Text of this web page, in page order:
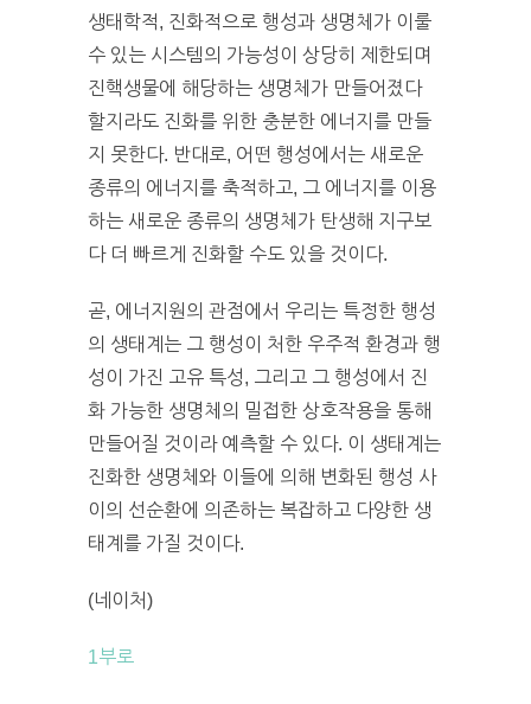
생태학적, 진화적으로 행성과 생명체가 이룰
수 있는 시스템의 가능성이 상당히 제한되며
진핵생물에 해당하는 생명체가 만들어졌다
할지라도 진화를 위한 충분한 에너지를 만들
지 못한다. 반대로, 어떤 행성에서는 새로운
종류의 에너지를 축적하고, 그 에너지를 이용
하는 새로운 종류의 생명체가 탄생해 지구보
다 더 빠르게 진화할 수도 있을 것이다.
곧, 에너지원의 관점에서 우리는 특정한 행성
의 생태계는 그 행성이 처한 우주적 환경과 행
성이 가진 고유 특성, 그리고 그 행성에서 진
화 가능한 생명체의 밀접한 상호작용을 통해
만들어질 것이라 예측할 수 있다. 이 생태계는
진화한 생명체와 이들에 의해 변화된 행성 사
이의 선순환에 의존하는 복잡하고 다양한 생
태계를 가질 것이다.
(네이처)
1부로